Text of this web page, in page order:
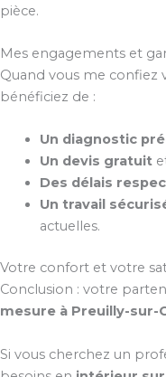
pièce.
Mes engagements et
Quand vous me confiez
bénéficiez de :
Un diagnostic
Un devis gratuit
Des délais
Un travail
actuelles.
Votre confort et votre
Conclusion : votre
mesure à Preuilly-sur-
Si vous cherchez un